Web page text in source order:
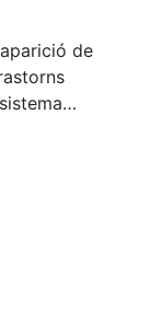
de
alteracions
no tots
de
clau, com